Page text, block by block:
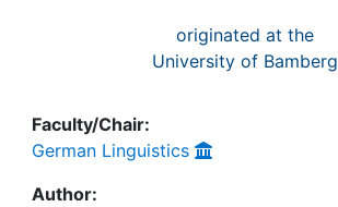
originated at the
University of Bamberg
Faculty/Chair:
German Linguistics
Author: